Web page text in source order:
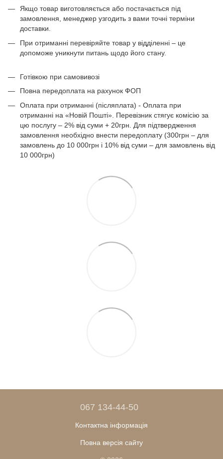
Якщо товар виготовляється або постачається під
замовлення, менеджер узгодить з вами точні терміни
доставки.
При отриманні перевіряйте товар у відділенні – це
допоможе уникнути питань щодо його стану.
Готівкою при самовивозі
Повна передоплата на рахунок ФОП
Оплата при отриманні (післяплата) - Оплата при
отриманні на «Новій Пошті». Перевізник стягує комісію за
цю послугу – 2% від суми + 20грн. Для підтвердження
замовлення необхідно внести передоплату (300грн – для
замовлень до 10 000грн і 10% від суми – для замовлень від
10 000грн)
067 134-44-50
Контактна інформація
Повна версія сайту